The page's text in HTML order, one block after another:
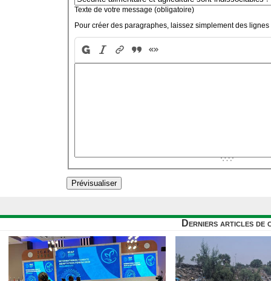
Texte de votre message (obligatoire)
Pour créer des paragraphes, laissez simplement des lignes
Derniers articles de